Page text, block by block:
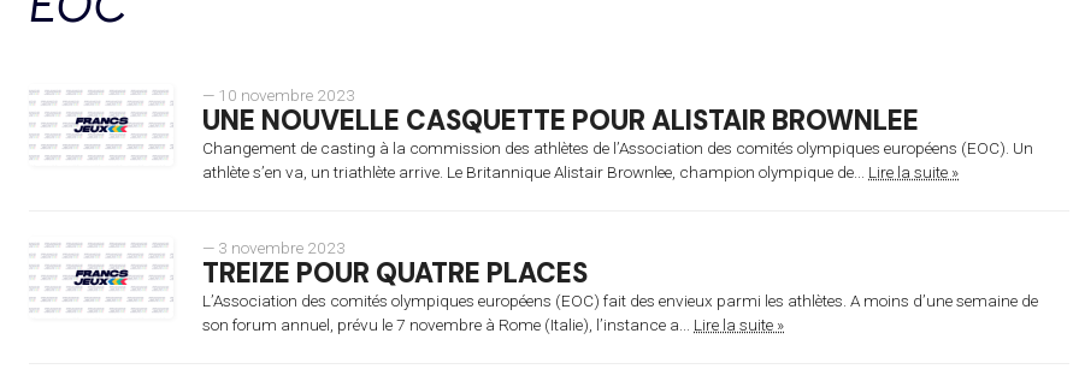
— 10 novembre 2023
UNE NOUVELLE CASQUETTE POUR ALISTAIR BROWNLEE
Changement de casting à la commission des athlètes de l’Association des comités olympiques européens (EOC). Un
athlète s’en va, un triathlète arrive. Le Britannique Alistair Brownlee, champion olympique de... Lire la suite »
— 3 novembre 2023
TREIZE POUR QUATRE PLACES
L’Association des comités olympiques européens (EOC) fait des envieux parmi les athlètes. A moins d’une semaine de
son forum annuel, prévu le 7 novembre à Rome (Italie), l’instance a... Lire la suite »